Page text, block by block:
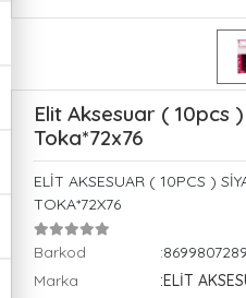
Elit Aksesuar ( 10pcs
Toka*72x76
ELİT AKSESUAR ( 10PCS )
TOKA*72X76
Barkod
Marka
:ELİT